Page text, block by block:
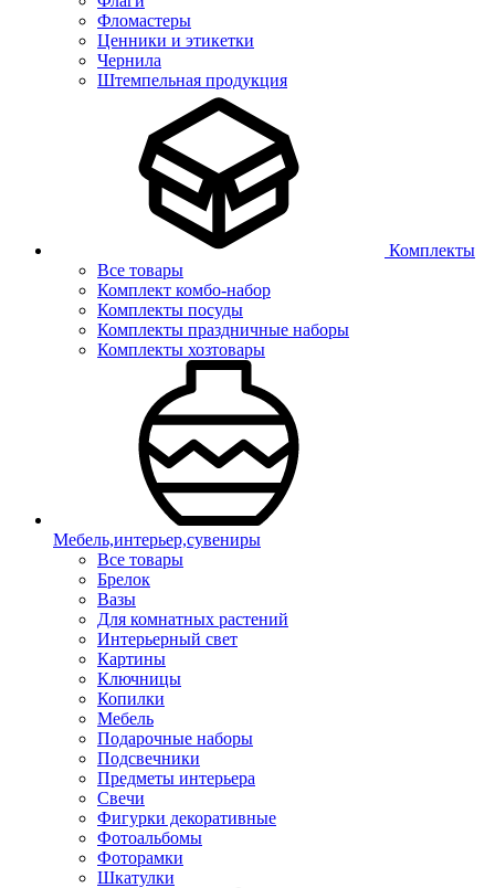
Фломастеры
Ценники и этикетки
Чернила
Штемпельная продукция
Комплекты
Все товары
Комплект комбо-набор
Комплекты посуды
Комплекты праздничные наборы
Комплекты хозтовары
Мебель,интерьер,сувениры
Все товары
Брелок
Вазы
Для комнатных растений
Интерьерный свет
Картины
Ключницы
Копилки
Мебель
Подарочные наборы
Подсвечники
Предметы интерьера
Свечи
Фигурки декоративные
Фотоальбомы
Фоторамки
Шкатулки